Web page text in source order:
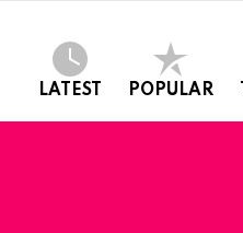
LATEST POPULAR